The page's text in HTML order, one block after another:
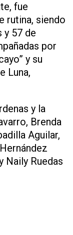
fue
rutina, siendo
y 57 de
por
y su
Luna,
y la
Brenda
Aguilar,
Naily Ruedas